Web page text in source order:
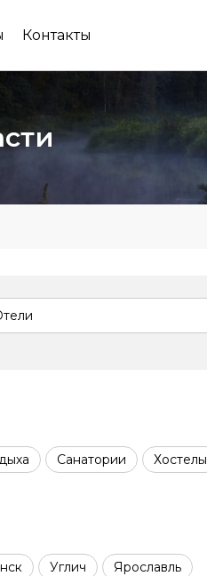
Контакты
Санатории Хостелы
Углич Ярославль